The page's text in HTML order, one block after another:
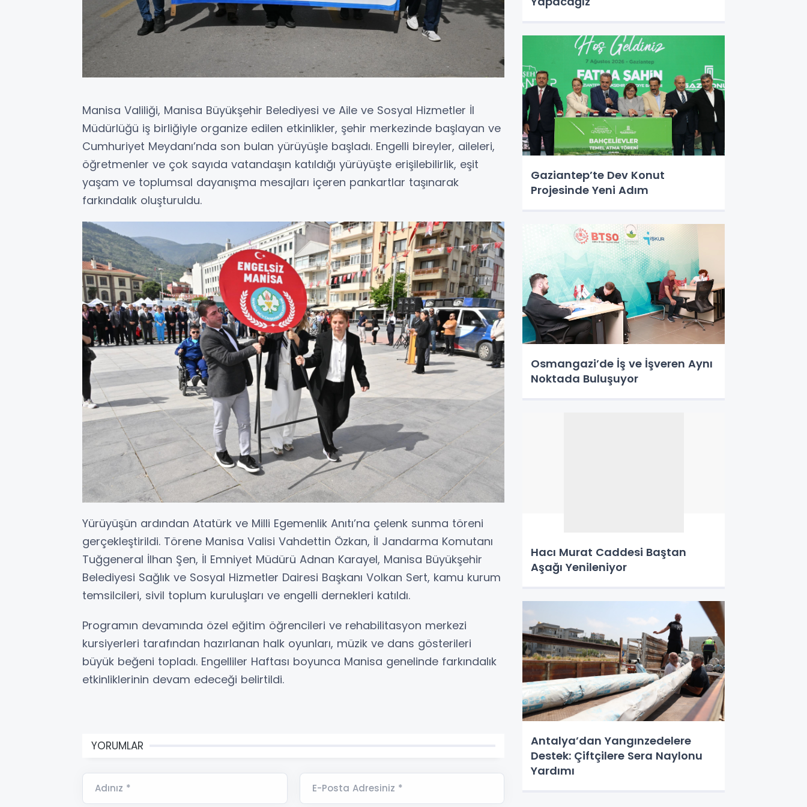
Manisa Valiliği, Manisa Büyükşehir Belediyesi ve Aile ve Sosyal Hizmetler İl
Müdürlüğü iş birliğiyle organize edilen etkinlikler, şehir merkezinde başlayan ve
Cumhuriyet Meydanı’nda son bulan yürüyüşle başladı. Engelli bireyler, aileleri,
öğretmenler ve çok sayıda vatandaşın katıldığı yürüyüşte erişilebilirlik, eşit
yaşam ve toplumsal dayanışma mesajları içeren pankartlar taşınarak
farkındalık oluşturuldu.
Yürüyüşün ardından Atatürk ve Milli Egemenlik Anıtı’na çelenk sunma töreni
gerçekleştirildi. Törene Manisa Valisi Vahdettin Özkan, İl Jandarma Komutanı
Tuğgeneral İlhan Şen, İl Emniyet Müdürü Adnan Karayel, Manisa Büyükşehir
Belediyesi Sağlık ve Sosyal Hizmetler Dairesi Başkanı Volkan Sert, kamu kurum
temsilcileri, sivil toplum kuruluşları ve engelli dernekleri katıldı.
Programın devamında özel eğitim öğrencileri ve rehabilitasyon merkezi
kursiyerleri tarafından hazırlanan halk oyunları, müzik ve dans gösterileri
büyük beğeni topladı. Engelliler Haftası boyunca Manisa genelinde farkındalık
etkinliklerinin devam edeceği belirtildi.
YORUMLAR
Adınız * E-Posta Adresiniz *
Gaziantep’te Dev Konut
Projesinde Yeni Adım
Osmangazi’de İş ve İşveren Aynı
Noktada Buluşuyor
Hacı Murat Caddesi Baştan
Aşağı Yenileniyor
Antalya’dan Yangınzedelere
Destek: Çiftçilere Sera Naylonu
Yardımı